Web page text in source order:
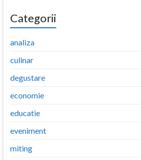
Categorii
analiza
culinar
degustare
economie
educatie
eveniment
miting